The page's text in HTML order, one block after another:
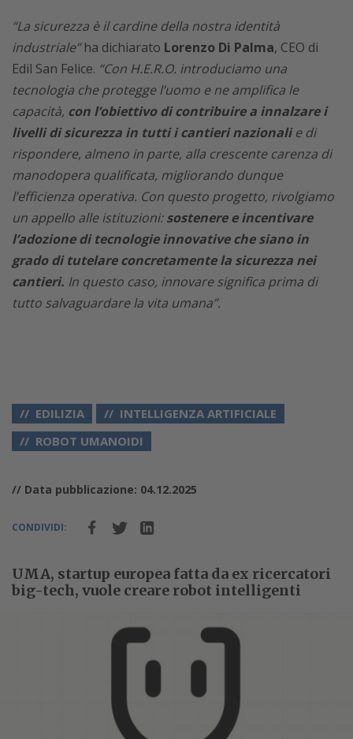
“La sicurezza è il cardine della nostra identità
industriale”ha dichiarato Lorenzo Di Palma, CEO di
Edil San Felice. “Con H.E.R.O. introduciamo una
tecnologia che protegge l’uomo e ne amplifica le
capacità, con l’obiettivo di contribuire a innalzare i
livelli di sicurezza in tutti i cantieri nazionalie di
rispondere, almeno in parte, alla crescente carenza di
manodopera qualificata, migliorando dunque
l’efficienza operativa. Con questo progetto, rivolgiamo
un appello alle istituzioni:sostenere e incentivare
l’adozione di tecnologie innovative che siano in
grado di tutelare concretamente la sicurezza nei
cantieri. In questo caso, innovare significa prima di
tutto salvaguardare la vita umana”.
EDILIZIA
INTELLIGENZA ARTIFICIALE
ROBOT UMANOIDI
// Data pubblicazione: 04.12.2025
CONDIVIDI:
UMA, startup europea fatta da ex ricercatori
big-tech, vuole creare robot intelligenti